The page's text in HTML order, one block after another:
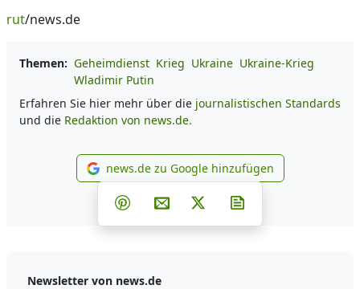
rut/news.de
Themen: Geheimdienst Krieg Ukraine Ukraine-Krieg
Wladimir Putin
Erfahren Sie hier mehr über die journalistischen Standards
und die Redaktion von news.de.
news.de zu Google
news.de zu Google hinzufügen
Teilen auf Facebook
Teilen auf Whatsapp
Teilen auf Telegram
Teilen auf Pinterest
Per E-Mail teilen
Post auf X
Newsletter von news.de